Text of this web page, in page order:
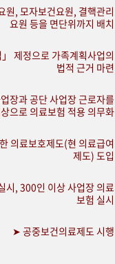
원, 모자보건요원, 결핵관리
요원 등을 면단위까지 배치
제정으로 가족계획사업의
법적 근거 마련
장과 공단 사업장 근로자를
으로 의료보험 적용 의무화
의료보호제도(현 의료급여
제도) 도입
시, 300인 이상 사업장 의료
보험 실시
➤ 공중보건의료제도 시행